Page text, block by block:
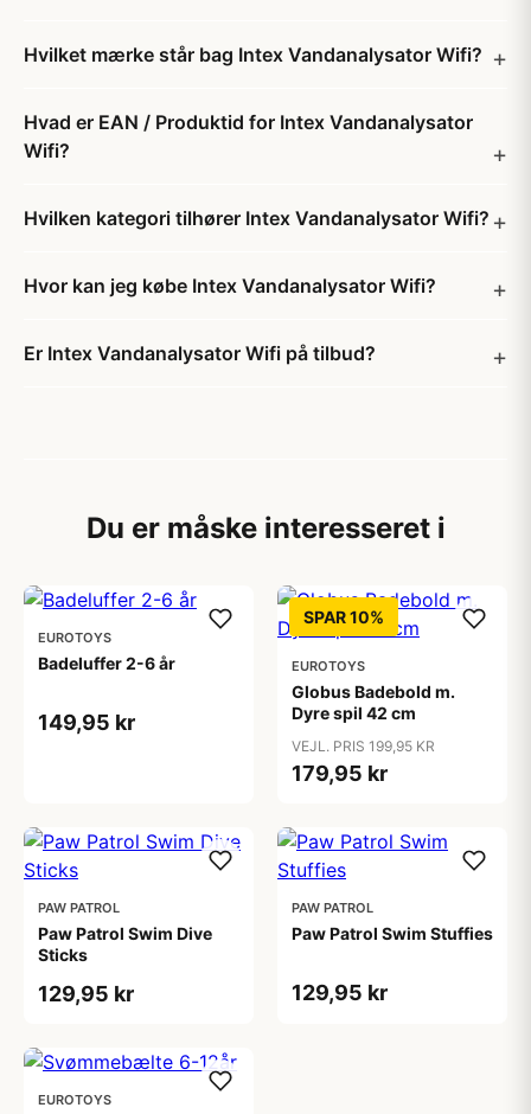
Hvilket mærke står bag Intex Vandanalysator Wifi?
Hvad er EAN / Produktid for Intex Vandanalysator
Wifi?
Hvilken kategori tilhører Intex Vandanalysator Wifi?
Hvor kan jeg købe Intex Vandanalysator Wifi?
Er Intex Vandanalysator Wifi på tilbud?
Du er måske interesseret i
EUROTOYS
Badeluffer 2-6 år
149,95 kr
SPAR 10%
EUROTOYS
Globus Badebold m.
Dyre spil 42 cm
VEJL. PRIS 199,95 KR
179,95 kr
PAW PATROL
Paw Patrol Swim Dive
Sticks
129,95 kr
PAW PATROL
Paw Patrol Swim Stuffies
129,95 kr
EUROTOYS